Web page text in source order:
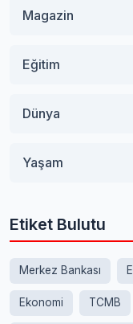
Magazin
Eğitim
Dünya
Yaşam
Etiket Bulutu
Merkez Bankası
Ekonomi TCMB